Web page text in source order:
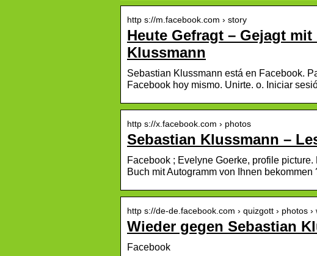
http s://m.facebook.com › story
Heute Gefragt – Gejagt
Klussmann
Sebastian Klussmann está en Facebook.
Facebook hoy mismo. Unirte. o. Iniciar
http s://x.facebook.com › photos
Sebastian Klussmann –
Facebook ; Evelyne Goerke, profile
Buch mit Autogramm von Ihnen
http s://de-de.facebook.com › quizgott › photos ›
Wieder gegen Sebastian
Facebook